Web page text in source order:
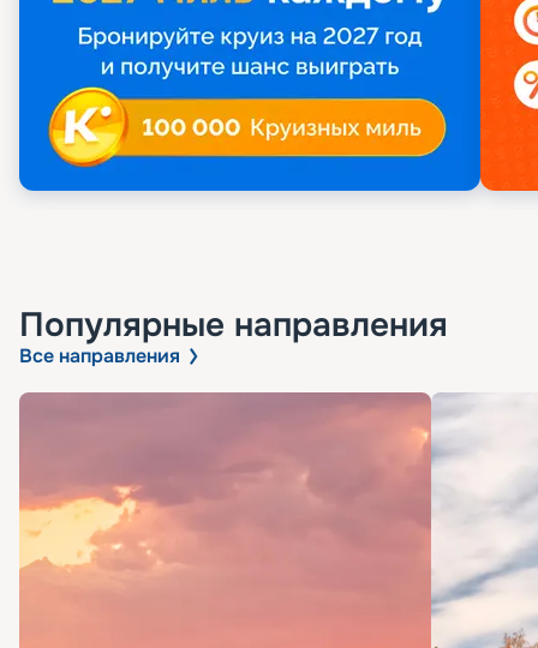
Популярные направления
Все направления